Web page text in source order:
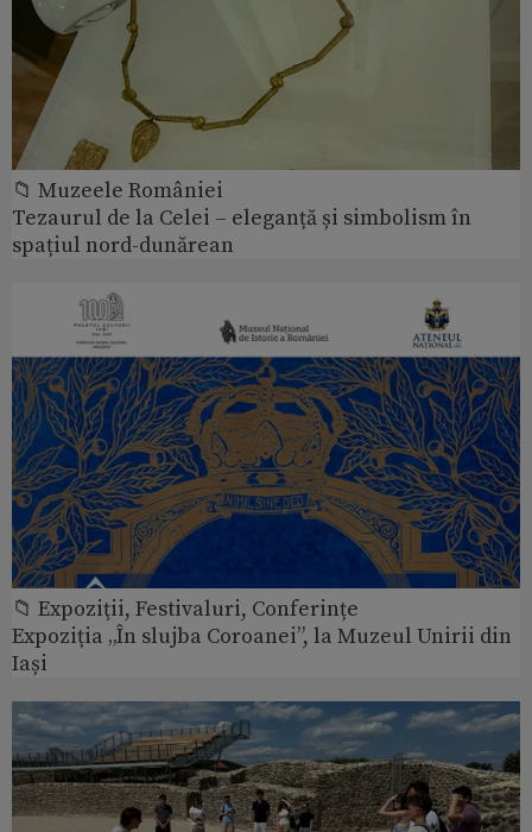
📁 Muzeele României
Tezaurul de la Celei – eleganță și simbolism în
spațiul nord-dunărean
📁 Expoziţii, Festivaluri, Conferințe
Expoziția „În slujba Coroanei”, la Muzeul Unirii din
Iași